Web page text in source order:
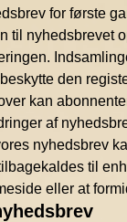
for første
til nyhedsbrevet
den
kan
af
nyhedsbrev
til
eller at